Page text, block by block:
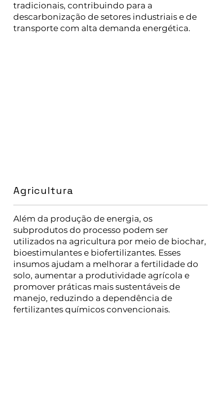
tradicionais, contribuindo para a
descarbonização de setores industriais e de
transporte com alta demanda energética.
Além da produção de energia, os
subprodutos do processo podem ser
utilizados na agricultura por meio de biochar,
bioestimulantes e biofertilizantes. Esses
insumos ajudam a melhorar a fertilidade do
solo, aumentar a produtividade agrícola e
promover práticas mais sustentáveis de
manejo, reduzindo a dependência de
fertilizantes químicos convencionais.
Agricultura